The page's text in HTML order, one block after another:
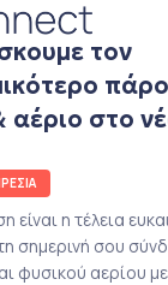
τον
αέριο στο
είναι η τέλεια
σημερινή σου
φυσικού αερίου με